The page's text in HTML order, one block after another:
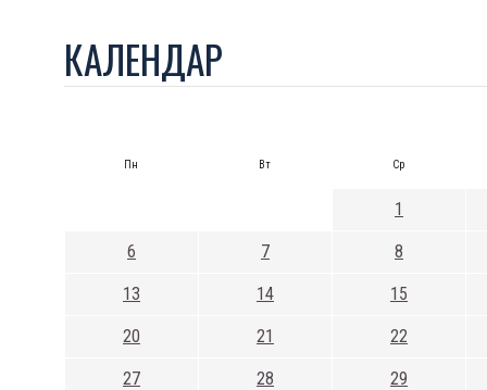
КАЛЕНДАР
Пн Вт Ср
1
6 7 8
13 14 15
20 21 22
27 28 29